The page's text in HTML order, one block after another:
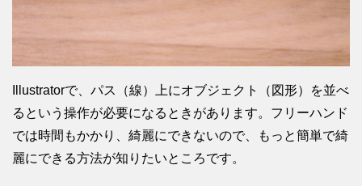
Illustratorで、パス（線）上にオブジェクト（図形）を並べ
るという操作が必要になるときがあります。フリーハンド
では時間もかかり、綺麗にできないので、もっと簡単で綺
麗にできる方法が知りたいところです。